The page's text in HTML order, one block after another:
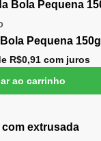
Pequena 150g
R$0,91 com juros
ao carrinho